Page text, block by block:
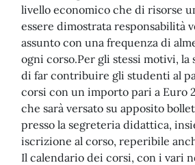
livello economico che di risorse
essere dimostrata responsabilità
assunto con una frequenza di
ogni corso.Per gli stessi motivi, la
di far contribuire gli studenti al
corsi con un importo pari a Euro
che sarà versato su apposito
presso la segreteria didattica,
iscrizione al corso, reperibile
Il calendario dei corsi, con i vari